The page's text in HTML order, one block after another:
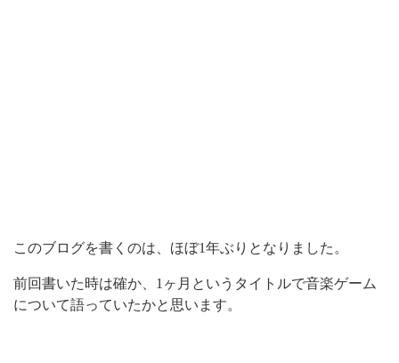
このブログを書くのは、ほぼ1年ぶりとなりました。
前回書いた時は確か、1ヶ月というタイトルで音楽ゲーム
について語っていたかと思います。